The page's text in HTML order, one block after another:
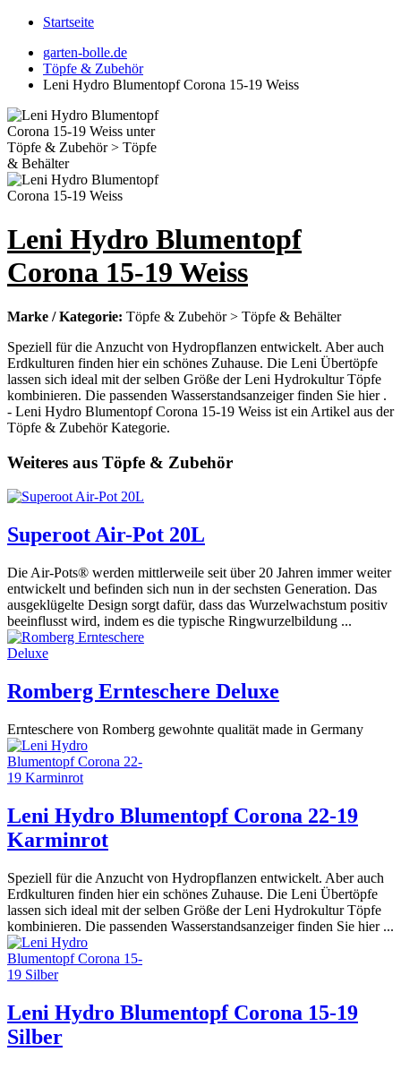
Startseite
garten-bolle.de
Töpfe & Zubehör
Leni Hydro Blumentopf Corona 15-19 Weiss
Leni Hydro Blumentopf
Corona 15-19 Weiss
Marke / Kategorie: Töpfe & Zubehör > Töpfe & Behälter
Speziell für die Anzucht von Hydropflanzen entwickelt. Aber auch
Erdkulturen finden hier ein schönes Zuhause. Die Leni Übertöpfe
lassen sich ideal mit der selben Größe der Leni Hydrokultur Töpfe
kombinieren. Die passenden Wasserstandsanzeiger finden Sie hier .
- Leni Hydro Blumentopf Corona 15-19 Weiss ist ein Artikel aus der
Töpfe & Zubehör Kategorie.
Weiteres aus Töpfe & Zubehör
Superoot Air-Pot 20L
Die Air-Pots® werden mittlerweile seit über 20 Jahren immer weiter
entwickelt und befinden sich nun in der sechsten Generation. Das
ausgeklügelte Design sorgt dafür, dass das Wurzelwachstum positiv
beeinflusst wird, indem es die typische Ringwurzelbildung ...
Romberg Ernteschere Deluxe
Ernteschere von Romberg gewohnte qualität made in Germany
Leni Hydro Blumentopf Corona 22-19
Karminrot
Speziell für die Anzucht von Hydropflanzen entwickelt. Aber auch
Erdkulturen finden hier ein schönes Zuhause. Die Leni Übertöpfe
lassen sich ideal mit der selben Größe der Leni Hydrokultur Töpfe
kombinieren. Die passenden Wasserstandsanzeiger finden Sie hier ...
Leni Hydro Blumentopf Corona 15-19
Silber